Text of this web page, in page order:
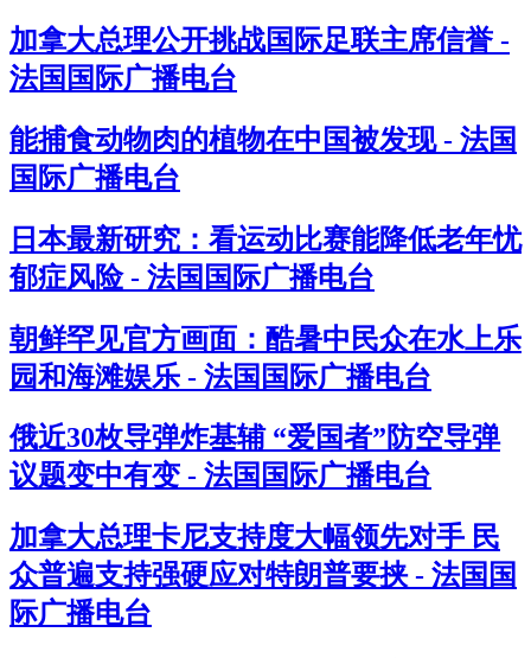
加拿大总理公开挑战国际足联主席信誉 -
法国国际广播电台
能捕食动物肉的植物在中国被发现 - 法国
国际广播电台
日本最新研究：看运动比赛能降低老年忧
郁症风险 - 法国国际广播电台
朝鲜罕见官方画面：酷暑中民众在水上乐
园和海滩娱乐 - 法国国际广播电台
俄近30枚导弹炸基辅 “爱国者”防空导弹
议题变中有变 - 法国国际广播电台
加拿大总理卡尼支持度大幅领先对手 民
众普遍支持强硬应对特朗普要挟 - 法国国
际广播电台